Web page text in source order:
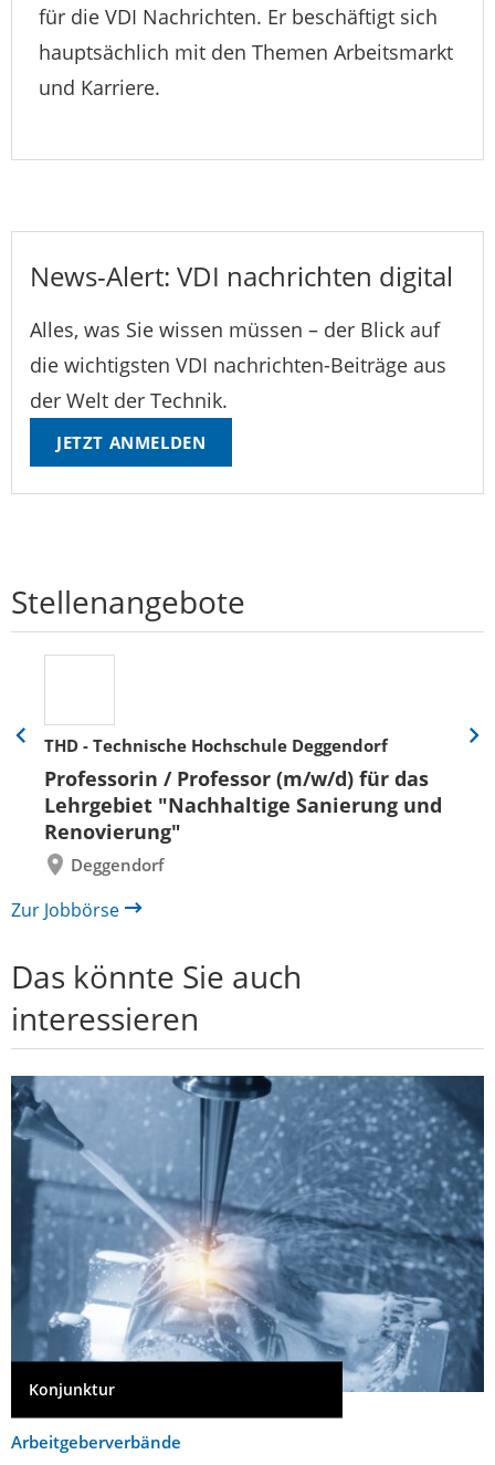
für die VDI Nachrichten. Er beschäftigt sich
hauptsächlich mit den Themen Arbeitsmarkt
und Karriere.
News-Alert: VDI nachrichten digital
Alles, was Sie wissen müssen – der Blick auf
die wichtigsten VDI nachrichten-Beiträge aus
der Welt der Technik.
JETZT ANMELDEN
Stellenangebote
THD - Technische Hochschule Deggendorf
Professorin / Professor (m/w/d) für das
Lehrgebiet "Nachhaltige Sanierung und
Renovierung"
Deggendorf
Eine
zurück
Eine
Zur Jobbörse
Das könnte Sie auch
interessieren
Konjunktur
Arbeitgeberverbände